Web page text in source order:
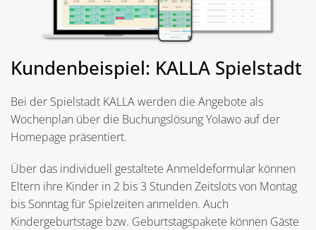
Kundenbeispiel: KALLA Spielstadt
Bei der Spielstadt KALLA werden die Angebote als
Wochenplan über die Buchungslösung Yolawo auf der
Homepage präsentiert.
Über das individuell gestaltete Anmeldeformular können
Eltern ihre Kinder in 2 bis 3 Stunden Zeitslots von Montag
bis Sonntag für Spielzeiten anmelden. Auch
Kindergeburtstage bzw. Geburtstagspakete können Gäste